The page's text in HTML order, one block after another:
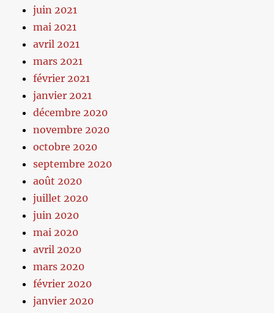
juin 2021
mai 2021
avril 2021
mars 2021
février 2021
janvier 2021
décembre 2020
novembre 2020
octobre 2020
septembre 2020
août 2020
juillet 2020
juin 2020
mai 2020
avril 2020
mars 2020
février 2020
janvier 2020